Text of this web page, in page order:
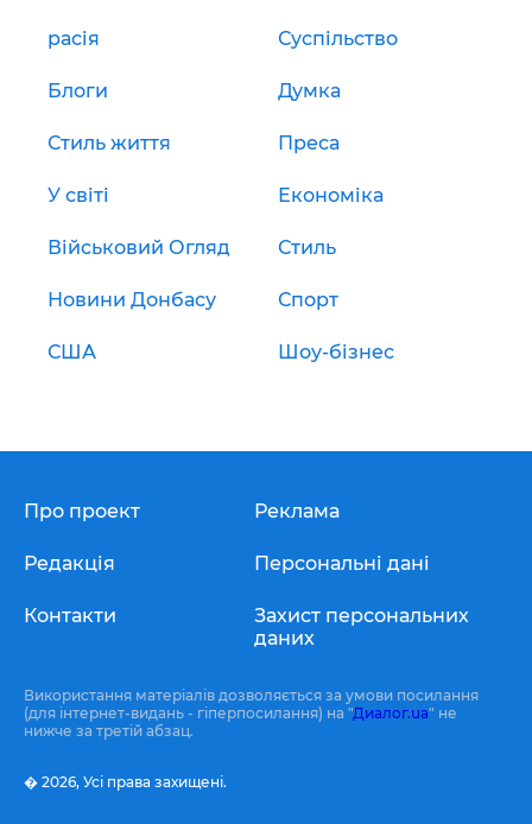
расія Суспільство
Блоги Думка
Стиль життя Преса
У світі Економіка
Військовий Огляд Стиль
Новини Донбасу Спорт
США Шоу-бізнес
Про проект
Редакція
Контакти
Реклама
Персональні дані
Захист персональних
даних
Використання матеріалів дозволяється за умови посилання
(для інтернет-видань - гіперпосилання) на "Диалог.ua" не
нижче за третій абзац.
� 2026, Усі права захищені.